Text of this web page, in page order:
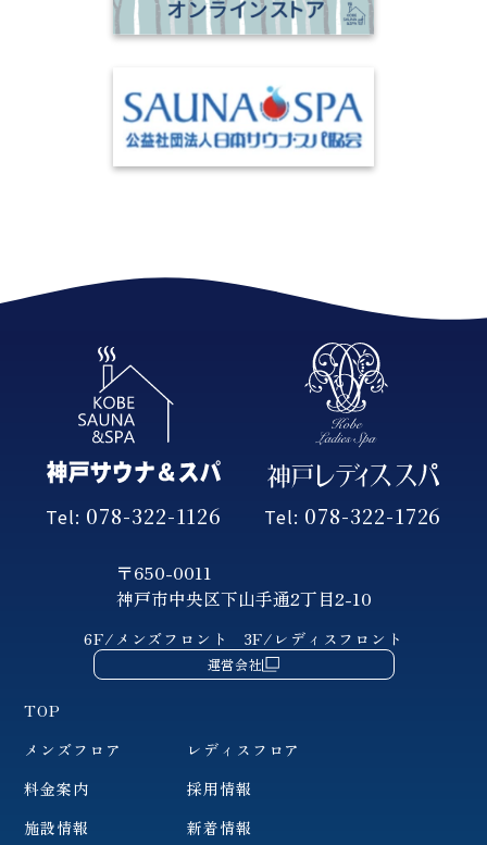
Tel: 078-322-1126 Tel: 078-322-1726
〒650-0011
神戸市中央区下山手通2丁目2-10
6F/メンズフロント 3F/レディスフロント
運営会社
TOP
メンズフロア
料金案内
施設情報
レディスフロア
採用情報
新着情報